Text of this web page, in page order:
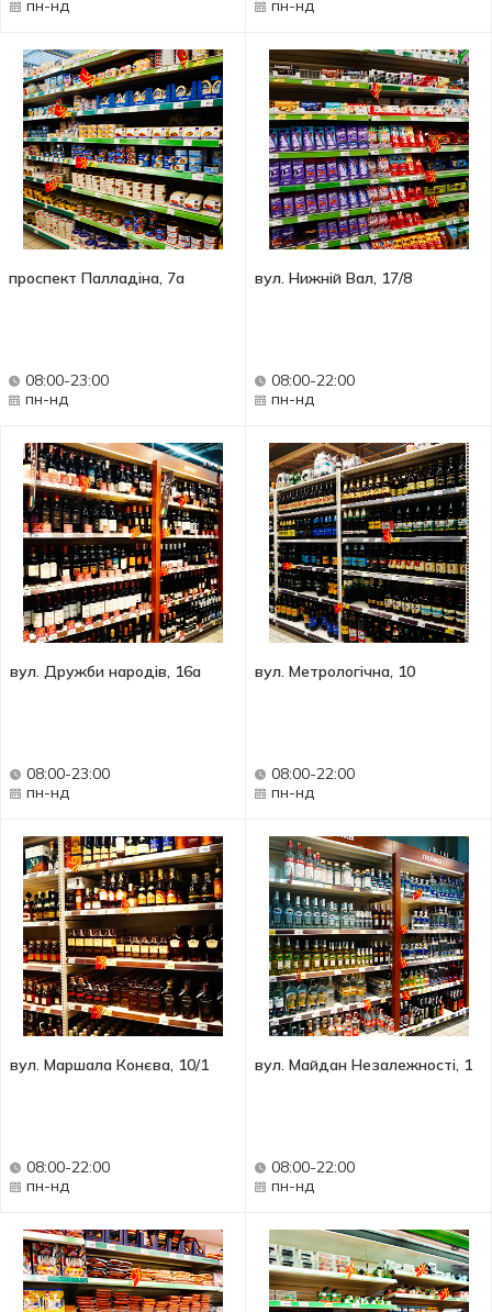
пн-нд пн-нд
проспект Палладіна, 7а
08:00-23:00
пн-нд
вул. Нижній Вал, 17/8
08:00-22:00
пн-нд
вул. Дружби народів, 16а
08:00-23:00
пн-нд
вул. Метрологічна, 10
08:00-22:00
пн-нд
вул. Маршала Конєва, 10/1
08:00-22:00
пн-нд
вул. Майдан Незалежності, 1
08:00-22:00
пн-нд